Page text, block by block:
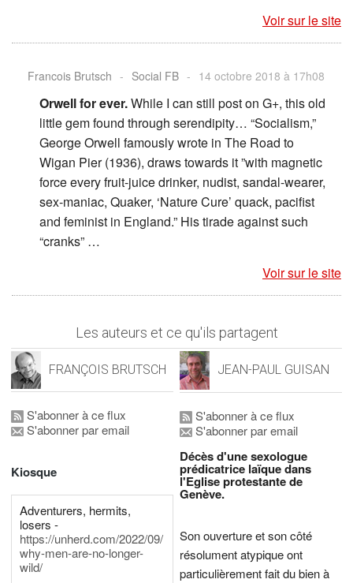
Voir sur le site
Francois Brutsch - Social FB - 14 octobre 2018 à 17h08
Orwell for ever.While I can still post on G+, this old
little gem found through serendipity… “Socialism,”
George Orwell famously wrote in The Road to
Wigan Pier (1936), draws towards it ”with magnetic
force every fruit-juice drinker, nudist, sandal-wearer,
sex-maniac, Quaker, ‘Nature Cure’ quack, pacifist
and feminist in England.” His tirade against such
“cranks” …
Voir sur le site
Les auteurs et ce qu'ils partagent
FRANÇOIS BRUTSCH
S'abonner à ce flux
S'abonner par email
Kiosque
Adventurers, hermits,
losers -
https://unherd.com/2022/09/
why-men-are-no-longer-
wild/
JEAN-PAUL GUISAN
S'abonner à ce flux
S'abonner par email
Décès d'une sexologue
prédicatrice laïque dans
l'Eglise protestante de
Genève.
Son ouverture et son côté
résolument atypique ont
particulièrement fait du bien à